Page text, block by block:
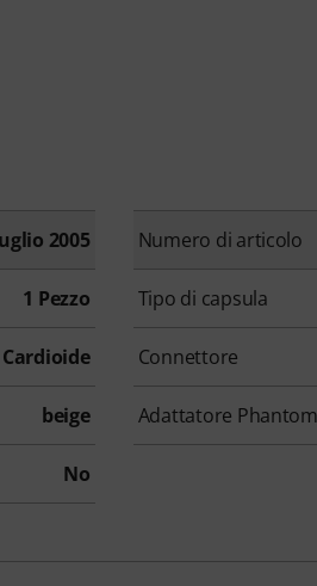
2005 Numero di articolo
1 Pezzo Tipo di capsula
Cardioide Connettore
beige Adattatore
No